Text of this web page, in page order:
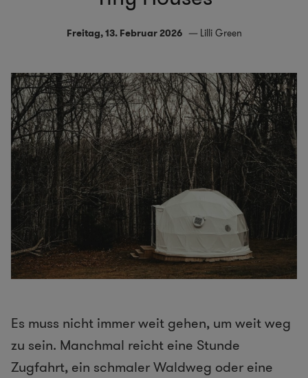
Freitag, 13. Februar 2026 Lilli Green
Es muss nicht immer weit gehen, um weit weg
zu sein. Manchmal reicht eine Stunde
Zugfahrt, ein schmaler Waldweg oder eine